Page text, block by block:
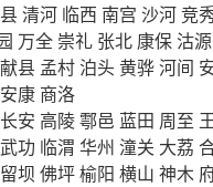
清河 临西 南宫 沙河竞
万全 崇礼 张北 康保 沽源
献县 孟村 泊头黄骅河间
安康 商洛
长安 高陵鄠邑 蓝田 周至
武功 临渭 华州 潼关 大荔
留坝 佛坪榆阳 横山 神木